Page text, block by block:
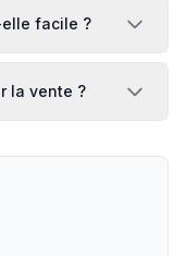
facile ?
la vente ?